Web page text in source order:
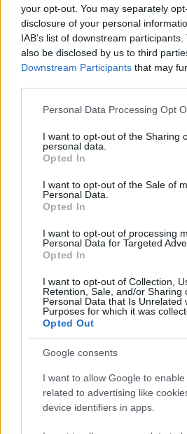
your opt-out. You may separately
disclosure of your personal
IAB’s list of downstream
also be disclosed by us to third
Downstream Participants that may
Please note that this website/app
not limited to your visit or usage
grant or deny consent to Google and
use your data for below specified
consent section.
Personal Data Processing Opt
I want to opt-out of the Sharing
personal data.
Opted In
I want to opt-out of the Sale of
Personal Data.
Opted In
I want to opt-out of processing
Personal Data for Targeted
Opted In
I want to opt-out of Collection,
Retention, Sale, and/or Sharing
Personal Data that Is Unrelated
Purposes for which it was
Opted Out
Google consents
I want to allow Google to
related to advertising like
device identifiers in apps.
8/08/2026 - 3:00μμ
ΕΛΛΑΔΑ
σπηλιά στους Αγίους
8/08/2026 - 2:27μμ